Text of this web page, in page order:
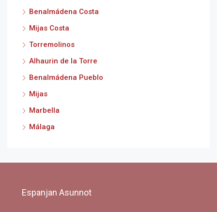
Benalmádena Costa
Mijas Costa
Torremolinos
Alhaurin de la Torre
Benalmádena Pueblo
Mijas
Marbella
Málaga
Espanjan Asunnot